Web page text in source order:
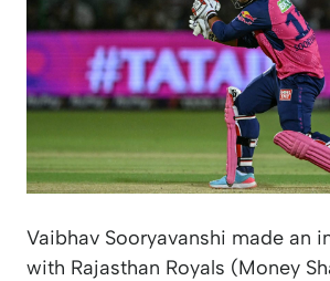
Vaibhav Sooryavanshi made an
with Rajasthan Royals (Money